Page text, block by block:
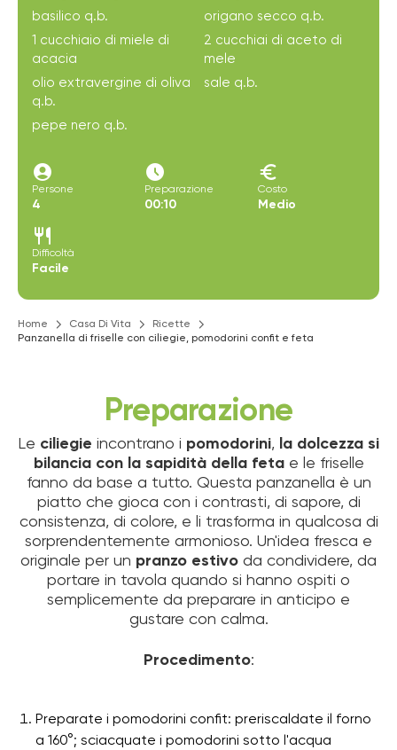
basilico q.b.
origano secco q.b.
1 cucchiaio di miele di
acacia
2 cucchiai di aceto di
mele
olio extravergine di oliva
q.b.
sale q.b.
pepe nero q.b.
account_circle
Persone
4
access_time_filled
Preparazione
00:10
euro
Costo
Medio
restaurant
Difficoltà
Facile
Home Casa Di Vita
Ricette
Panzanella di friselle con ciliegie, pomodorini confit e feta
Preparazione
Le ciliegie incontrano i pomodorini,
la dolcezza si
bilancia con la sapidità della fetae le friselle
fanno da base a tutto. Questa panzanella è un
piatto che gioca con i contrasti, di sapore, di
consistenza, di colore, e li trasforma in qualcosa di
sorprendentemente armonioso. Un'idea fresca e
originale per un pranzo estivo da condividere, da
portare in tavola quando si hanno ospiti o
semplicemente da preparare in anticipo e
gustare con calma.
Procedimento:
Preparate i pomodorini confit: preriscaldate il forno
a 160°; sciacquate i pomodorini sotto l'acqua